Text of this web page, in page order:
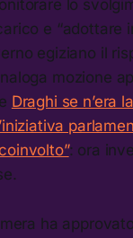
lo
e “adottare
egiziano il
mozione
Draghi se n’era
: ora
ha